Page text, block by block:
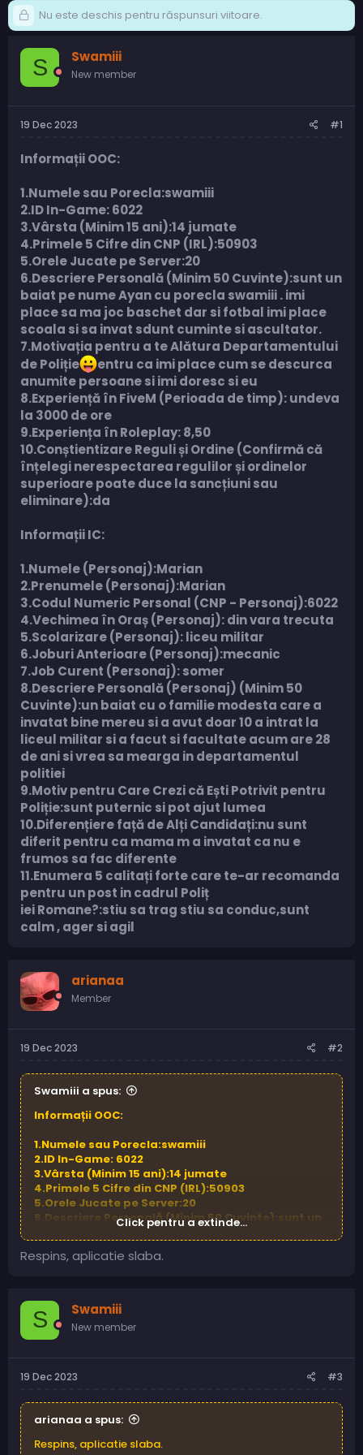
Nu este deschis pentru răspunsuri viitoare.
S Swamiii
New member
19 Dec 2023 #1
Informații OOC:
1.Numele sau Porecla:swamiii
2.ID In-Game: 6022
3.Vârsta (Minim 15 ani):14 jumate
4.Primele 5 Cifre din CNP (IRL):50903
5.Orele Jucate pe Server:20
6.Descriere Personală (Minim 50 Cuvinte):sunt un
baiat pe nume Ayan cu porecla swamiii . imi
place sa ma joc baschet dar si fotbal imi place
scoala si sa invat sdunt cuminte si ascultator.
7.Motivația pentru a te Alătura Departamentului
de Poliție
entru ca imi place cum se descurca
anumite persoane si imi doresc si eu
8.Experiență în FiveM (Perioada de timp): undeva
la 3000 de ore
9.Experiența în Roleplay: 8,50
10.Conștientizare Reguli și Ordine (Confirmă că
înțelegi nerespectarea regulilor și ordinelor
superioare poate duce la sancțiuni sau
eliminare):da
Informații IC:
1.Numele (Personaj):Marian
2.Prenumele (Personaj):Marian
3.Codul Numeric Personal (CNP - Personaj):6022
4.Vechimea în Oraș (Personaj): din vara trecuta
5.Scolarizare (Personaj): liceu militar
6.Joburi Anterioare (Personaj):mecanic
7.Job Curent (Personaj): somer
8.Descriere Personală (Personaj) (Minim 50
Cuvinte):un baiat cu o familie modesta care a
invatat bine mereu si a avut doar 10 a intrat la
liceul militar si a facut si facultate acum are 28
de ani si vrea sa mearga in departamentul
politiei
9.Motiv pentru Care Crezi că Ești Potrivit pentru
Poliție:sunt puternic si pot ajut lumea
10.Diferențiere față de Alți Candidați:nu sunt
diferit pentru ca mama m a invatat ca nu e
frumos sa fac diferente
11.Enumera 5 calitați forte care te-ar recomanda
pentru un post in cadrul Poliț
iei Romane?:stiu sa trag stiu sa conduc,sunt
calm , ager si agil
arianaa
Member
19 Dec 2023 #2
Swamiii a spus:
Informații OOC:
1.Numele sau Porecla:swamiii
2.ID In-Game: 6022
3.Vârsta (Minim 15 ani):14 jumate
4.Primele 5 Cifre din CNP (IRL):50903
5.Orele Jucate pe Server:20
6.Descriere Personală (Minim 50 Cuvinte):sunt un
baiat pe nume Ayan cu porecla swamiii . imi place
si sa invat sdunt cuminte si ascultator.
anumite persoane si imi doresc si eu
8.Experiență în FiveM (Perioada de timp): undeva
la 3000 de ore
înțelegi nerespectarea regulilor și ordinelor
Informații IC:
Click pentru a extinde...
Respins, aplicatie slaba.
S Swamiii
New member
19 Dec 2023 #3
arianaa a spus:
Respins, aplicatie slaba.